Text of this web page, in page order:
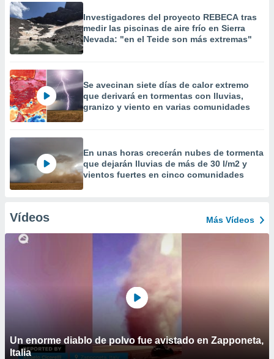
Investigadores del proyecto REBECA tras
medir las piscinas de aire frío en Sierra
Nevada: "en el Teide son más extremas"
Se avecinan siete días de calor extremo
que derivará en tormentas con lluvias,
granizo y viento en varias comunidades
En unas horas crecerán nubes de tormenta
que dejarán lluvias de más de 30 l/m2 y
vientos fuertes en cinco comunidades
Vídeos Más Vídeos
Un enorme diablo de polvo fue avistado en Zapponeta,
Italia